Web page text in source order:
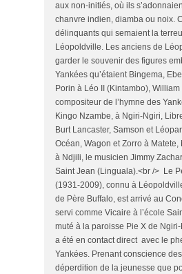
aux non-initiés, où ils
chanvre indien, diamba ou noix.
délinquants qui semaient la
Léopoldville. Les anciens de
garder le souvenir des figures
Yankées qu’étaient Bingema,
Porin à Léo II (Kintambo),
compositeur de l’hymne des
Kingo Nzambe, à Ngiri-Ngiri,
Burt Lancaster, Samson et
Océan, Wagon et Zorro à
à Ndjili, le musicien Jimmy
Saint Jean (Linguala).<br /> Le
(1931-2009), connu à
de Père Buffalo, est arrivé au
servi comme Vicaire à l’école
muté à la paroisse Pie X de Ngiri-
a été en contact direct avec le
Yankées. Prenant conscience
déperdition de la jeunesse que